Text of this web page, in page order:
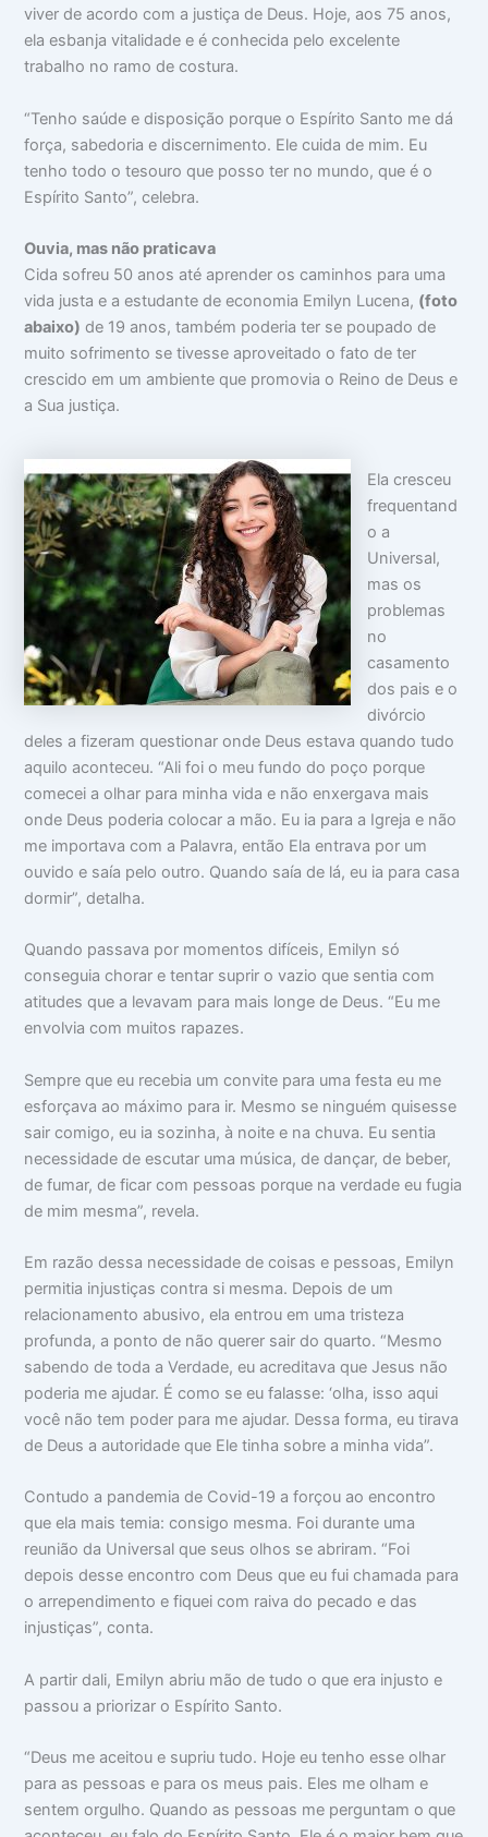
viver de acordo com a justiça de Deus. Hoje, aos 75 anos,
ela esbanja vitalidade e é conhecida pelo excelente
trabalho no ramo de costura.
“Tenho saúde e disposição porque o Espírito Santo me dá
força, sabedoria e discernimento. Ele cuida de mim. Eu
tenho todo o tesouro que posso ter no mundo, que é o
Espírito Santo”, celebra.
Ouvia, mas não praticava
Cida sofreu 50 anos até aprender os caminhos para uma
vida justa e a estudante de economia Emilyn Lucena, (foto
abaixo) de 19 anos, também poderia ter se poupado de
muito sofrimento se tivesse aproveitado o fato de ter
crescido em um ambiente que promovia o Reino de Deus e
a Sua justiça.
Ela cresceu
frequentand
o a
Universal,
mas os
problemas
no
casamento
dos pais e o
divórcio
deles a fizeram questionar onde Deus estava quando tudo
aquilo aconteceu. “Ali foi o meu fundo do poço porque
comecei a olhar para minha vida e não enxergava mais
onde Deus poderia colocar a mão. Eu ia para a Igreja e não
me importava com a Palavra, então Ela entrava por um
ouvido e saía pelo outro. Quando saía de lá, eu ia para casa
dormir”, detalha.
Quando passava por momentos difíceis, Emilyn só
conseguia chorar e tentar suprir o vazio que sentia com
atitudes que a levavam para mais longe de Deus. “Eu me
envolvia com muitos rapazes.
Sempre que eu recebia um convite para uma festa eu me
esforçava ao máximo para ir. Mesmo se ninguém quisesse
sair comigo, eu ia sozinha, à noite e na chuva. Eu sentia
necessidade de escutar uma música, de dançar, de beber,
de fumar, de ficar com pessoas porque na verdade eu fugia
de mim mesma”, revela.
Em razão dessa necessidade de coisas e pessoas, Emilyn
permitia injustiças contra si mesma. Depois de um
relacionamento abusivo, ela entrou em uma tristeza
profunda, a ponto de não querer sair do quarto. “Mesmo
sabendo de toda a Verdade, eu acreditava que Jesus não
poderia me ajudar. É como se eu falasse: ‘olha, isso aqui
você não tem poder para me ajudar. Dessa forma, eu tirava
de Deus a autoridade que Ele tinha sobre a minha vida”.
Contudo a pandemia de Covid-19 a forçou ao encontro
que ela mais temia: consigo mesma. Foi durante uma
reunião da Universal que seus olhos se abriram. “Foi
depois desse encontro com Deus que eu fui chamada para
o arrependimento e fiquei com raiva do pecado e das
injustiças”, conta.
A partir dali, Emilyn abriu mão de tudo o que era injusto e
passou a priorizar o Espírito Santo.
“Deus me aceitou e supriu tudo. Hoje eu tenho esse olhar
para as pessoas e para os meus pais. Eles me olham e
sentem orgulho. Quando as pessoas me perguntam o que